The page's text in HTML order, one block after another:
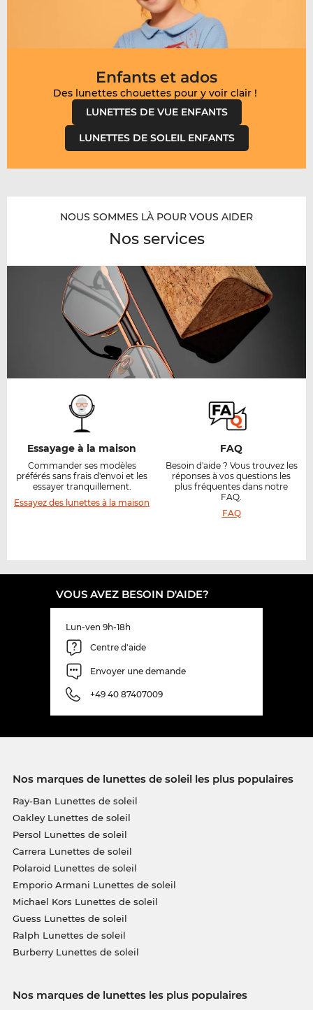
Enfants et ados
LUNETTES DE VUE ENFANTS
LUNETTES DE SOLEIL ENFANTS
NOUS SOMMES LÀ POUR VOUS AIDER
Nos services
Essayage à la maison
Commander ses modèles
préférés sans frais d'envoi et les
essayer tranquillement.
Essayez des lunettes à la maison
FAQ
Besoin d'aide ? Vous trouvez les
réponses à vos questions les
plus fréquentes dans notre
FAQ.
FAQ
VOUS AVEZ BESOIN D'AIDE?
Lun-ven 9h-18h
Centre d'aide
Envoyer une demande
+49 40 87407009
Nos marques de lunettes de soleil les plus populaires
Ray-Ban Lunettes de soleil
Oakley Lunettes de soleil
Persol Lunettes de soleil
Carrera Lunettes de soleil
Polaroid Lunettes de soleil
Emporio Armani Lunettes de soleil
Michael Kors Lunettes de soleil
Guess Lunettes de soleil
Ralph Lunettes de soleil
Burberry Lunettes de soleil
Nos marques de lunettes les plus populaires